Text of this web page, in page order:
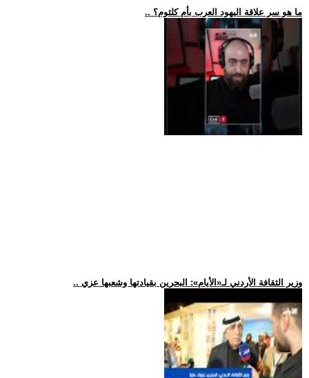
.. ما هو سر علاقة اليهود العرب بأم كلثوم؟
.. وزير الثقافة الأردني لـ«الأيام»: البحرين بقيادتها وشعبها عزي